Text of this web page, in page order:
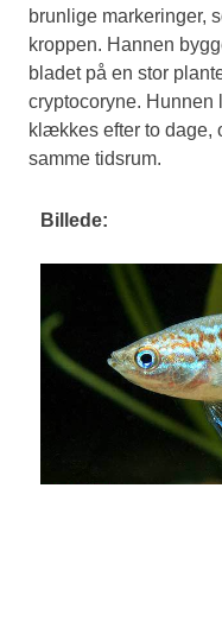
brunlige markeringer,
kroppen. Hannen
bladet på en stor
cryptocoryne.
klækkes efter to dage,
samme tidsrum.
Billede: